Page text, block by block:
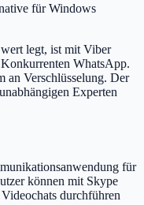
für Windows
legt, ist mit Viber
WhatsApp.
an Verschlüsselung. Der
Experten
für
können mit Skype
durchführen